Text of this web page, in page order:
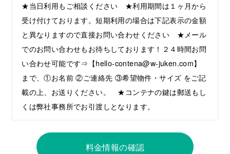
★当日利用もご相談ください ★利用期間は１ヶ月から
受け付けております。短期利用の場合は下記表示の金額
と異なりますので直接お問い合わせください ★メール
でのお問い合わせもお待ちしております！２４時間お問
い合わせ可能です⇒【hello-contena@w-juken.com】
まで、①お名前 ②ご連絡先 ③希望物件・サイズ をご記
載の上、お送りください。 ★コンテナの鍵は郵送もし
くは弊社事務所でお引渡しとなります。
料金情報の確認